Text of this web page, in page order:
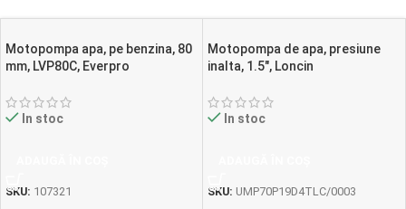
Motopompa apa, pe benzina, 80
mm, LVP80C, Everpro
In stoc
SKU: 107321
Motopompa de apa, presiune
inalta, 1.5″, Loncin
In stoc
SKU: UMP70P19D4TLC/0003